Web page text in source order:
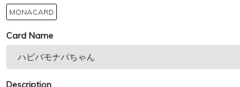
MONACARD
Card Name
Description